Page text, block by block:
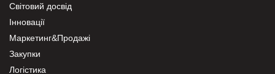
Світовий досвід
Інновації
Маркетинг&Продажі
Закупки
Логістика